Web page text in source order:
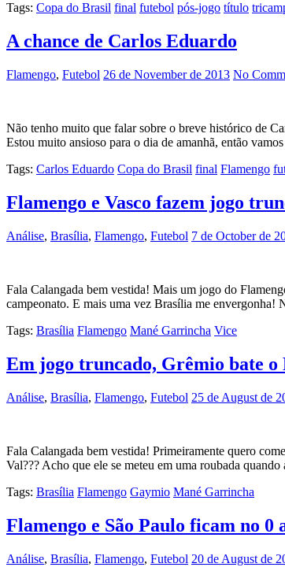
Tags: Copa do Brasil final futebol pós-jogo título
A chance de Carlos Eduardo
Flamengo, Futebol 26 de November de 2013 No
Não tenho muito que falar sobre o breve histórico de
Estou muito ansioso para o dia de amanhã, então
Tags: Carlos Eduardo Copa do Brasil final Flamengo
Flamengo e Vasco fazem jogo
Análise, Brasília, Flamengo, Futebol 7 de October de
Fala Calangada bem vestida! Mais um jogo do
campeonato. E mais uma vez Brasília me
Tags: Brasília Flamengo Mané Garrincha Vice
Em jogo truncado, Grêmio bate o
Análise, Brasília, Flamengo, Futebol 25 de August de
Fala Calangada bem vestida! Primeiramente quero
Val??? Acho que ele se meteu em uma roubada
Tags: Brasília Flamengo Gaymio Mané Garrincha
Flamengo e São Paulo ficam no 0
Análise, Brasília, Flamengo, Futebol 20 de August de